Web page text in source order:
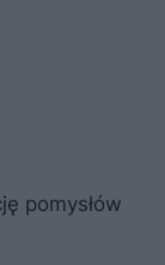
pomysłów